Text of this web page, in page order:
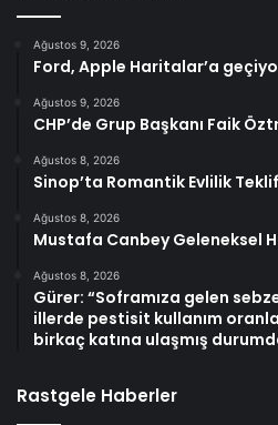
Ağustos 9, 2026
Ford, Apple Haritalar’a
Ağustos 9, 2026
CHP’de Grup Başkanı Faik
Ağustos 8, 2026
Sinop’ta Romantik Evlilik
Ağustos 8, 2026
Mustafa Canbey Geleneksel
Ağustos 8, 2026
Gürer: “Soframıza gelen
illerde pestisit kullanım
birkaç katına ulaşmış
Rastgele Haberler